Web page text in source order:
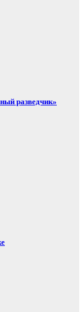
разведчик»